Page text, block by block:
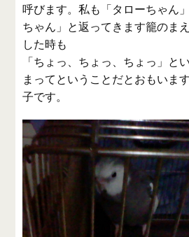
呼びます。私も「タローちゃん
ちゃん」と返ってきます籠のま
した時も
「ちょっ、ちょっ、ちょっ」と
まってということだとおもいま
子です。